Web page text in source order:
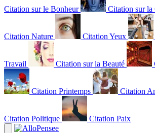
Citation sur le Bonheur Citation sur la
Citation Nature Citation Yeux
Travail Citation sur la Beauté
Citation Printemps Citation
Citation Politique Citation Paix